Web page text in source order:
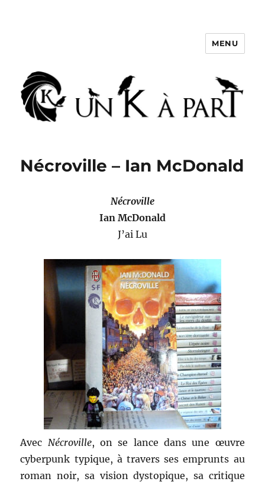
MENU
Nécroville – Ian McDonald
Nécroville
Ian McDonald
J’ai Lu
Avec Nécroville, on se lance dans une œuvre
cyberpunk typique, à travers ses emprunts au
roman noir, sa vision dystopique, sa critique